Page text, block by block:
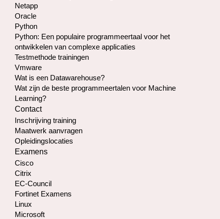
Netapp
Oracle
Python
Python: Een populaire programmeertaal voor het
ontwikkelen van complexe applicaties
Testmethode trainingen
Vmware
Wat is een Datawarehouse?
Wat zijn de beste programmeertalen voor Machine
Learning?
Contact
Inschrijving training
Maatwerk aanvragen
Opleidingslocaties
Examens
Cisco
Citrix
EC-Council
Fortinet Examens
Linux
Microsoft